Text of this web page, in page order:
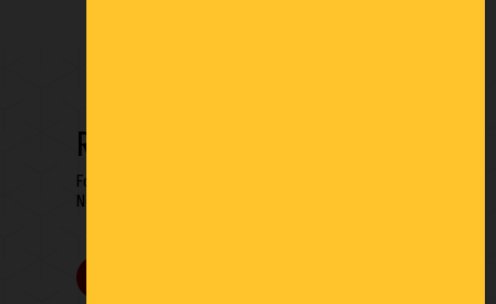
RESTONS EN CONTACT
Formulaire de contact
Newsletter